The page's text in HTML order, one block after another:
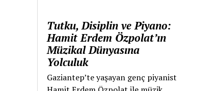
Tutku, Disiplin ve Piyano:
Hamit Erdem Özpolat’ın
Müzikal Dünyasına
Yolculuk
Gaziantep’te yaşayan genç piyanist